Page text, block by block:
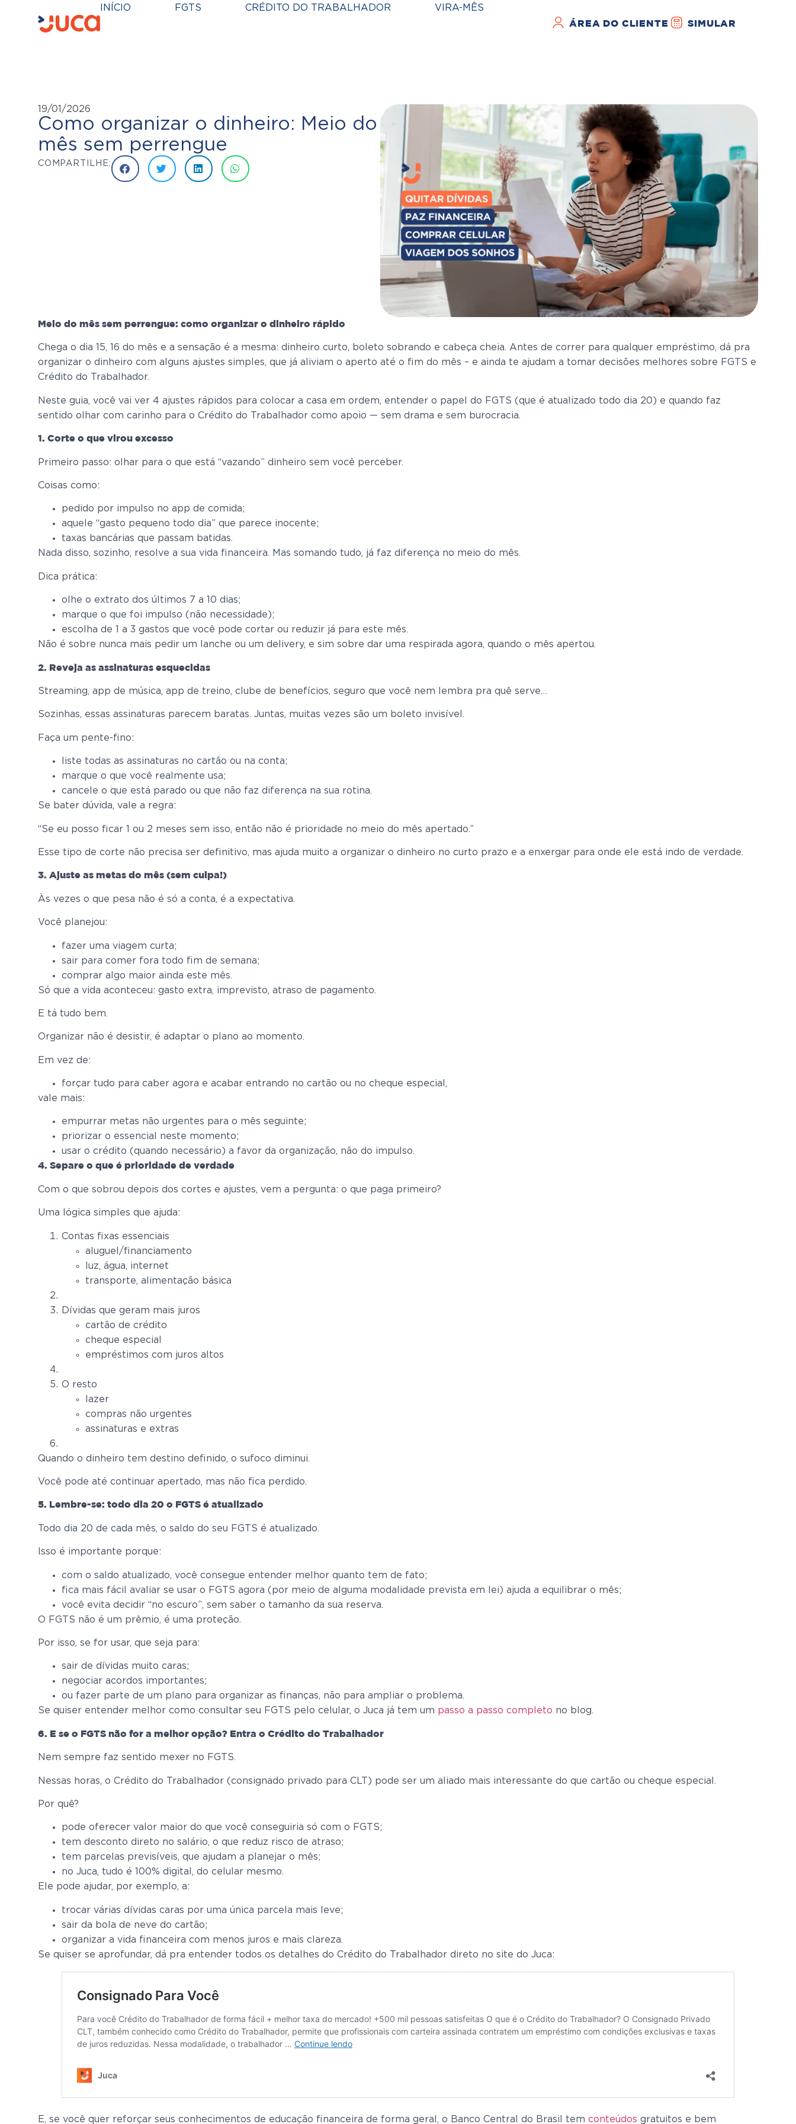
INÍCIO FGTS CRÉDITO DO TRABALHADOR VIRA-MÊS
ÁREA DO CLIENTE SIMULAR
19/01/2026
Como organizar o dinheiro: Meio do
mês sem perrengue
COMPARTILHE:
Meio do mês sem perrengue: como organizar o dinheiro rápido
Chega o dia 15, 16 do mês e a sensação é a mesma: dinheiro curto, boleto sobrando e cabeça cheia. Antes de correr para qualquer empréstimo, dá pra
organizar o dinheiro com alguns ajustes simples, que já aliviam o aperto até o fim do mês – e ainda te ajudam a tomar decisões melhores sobre FGTS e
Crédito do Trabalhador.
Neste guia, você vai ver 4 ajustes rápidos para colocar a casa em ordem, entender o papel do FGTS (que é atualizado todo dia 20) e quando faz
sentido olhar com carinho para o Crédito do Trabalhador como apoio — sem drama e sem burocracia.
1. Corte o que virou excesso
Primeiro passo: olhar para o que está “vazando” dinheiro sem você perceber.
Coisas como:
pedido por impulso no app de comida;
aquele “gasto pequeno todo dia” que parece inocente;
taxas bancárias que passam batidas.
Nada disso, sozinho, resolve a sua vida financeira. Mas somando tudo, já faz diferença no meio do mês.
Dica prática:
olhe o extrato dos últimos 7 a 10 dias;
marque o que foi impulso (não necessidade);
escolha de 1 a 3 gastos que você pode cortar ou reduzir já para este mês.
Não é sobre nunca mais pedir um lanche ou um delivery, e sim sobre dar uma respirada agora, quando o mês apertou.
2. Reveja as assinaturas esquecidas
Streaming, app de música, app de treino, clube de benefícios, seguro que você nem lembra pra quê serve…
Sozinhas, essas assinaturas parecem baratas. Juntas, muitas vezes são um boleto invisível.
Faça um pente-fino:
liste todas as assinaturas no cartão ou na conta;
marque o que você realmente usa;
cancele o que está parado ou que não faz diferença na sua rotina.
Se bater dúvida, vale a regra:
“Se eu posso ficar 1 ou 2 meses sem isso, então não é prioridade no meio do mês apertado.”
Esse tipo de corte não precisa ser definitivo, mas ajuda muito a organizar o dinheiro no curto prazo e a enxergar para onde ele está indo de verdade.
3. Ajuste as metas do mês (sem culpa!)
Às vezes o que pesa não é só a conta, é a expectativa.
Você planejou:
fazer uma viagem curta;
sair para comer fora todo fim de semana;
comprar algo maior ainda este mês.
Só que a vida aconteceu: gasto extra, imprevisto, atraso de pagamento.
E tá tudo bem.
Organizar não é desistir, é adaptar o plano ao momento.
Em vez de:
forçar tudo para caber agora e acabar entrando no cartão ou no cheque especial,
vale mais:
empurrar metas não urgentes para o mês seguinte;
priorizar o essencial neste momento;
usar o crédito (quando necessário) a favor da organização, não do impulso.
4. Separe o que é prioridade de verdade
Com o que sobrou depois dos cortes e ajustes, vem a pergunta: o que paga primeiro?
Uma lógica simples que ajuda:
Contas fixas essenciais
aluguel/financiamento
luz, água, internet
transporte, alimentação básica
Dívidas que geram mais juros
cartão de crédito
cheque especial
empréstimos com juros altos
O resto
lazer
compras não urgentes
assinaturas e extras
Quando o dinheiro tem destino definido, o sufoco diminui.
Você pode até continuar apertado, mas não fica perdido.
5. Lembre-se: todo dia 20 o FGTS é atualizado
Todo dia 20 de cada mês, o saldo do seu FGTS é atualizado.
Isso é importante porque:
com o saldo atualizado, você consegue entender melhor quanto tem de fato;
fica mais fácil avaliar se usar o FGTS agora (por meio de alguma modalidade prevista em lei) ajuda a equilibrar o mês;
você evita decidir “no escuro”, sem saber o tamanho da sua reserva.
O FGTS não é um prêmio, é uma proteção.
Por isso, se for usar, que seja para:
sair de dívidas muito caras;
negociar acordos importantes;
ou fazer parte de um plano para organizar as finanças, não para ampliar o problema.
Se quiser entender melhor como consultar seu FGTS pelo celular, o Juca já tem um passo a passo completo no blog.
6. E se o FGTS não for a melhor opção? Entra o Crédito do Trabalhador
Nem sempre faz sentido mexer no FGTS.
Nessas horas, o Crédito do Trabalhador (consignado privado para CLT) pode ser um aliado mais interessante do que cartão ou cheque especial.
Por quê?
pode oferecer valor maior do que você conseguiria só com o FGTS;
tem desconto direto no salário, o que reduz risco de atraso;
tem parcelas previsíveis, que ajudam a planejar o mês;
no Juca, tudo é 100% digital, do celular mesmo.
Ele pode ajudar, por exemplo, a:
trocar várias dívidas caras por uma única parcela mais leve;
sair da bola de neve do cartão;
organizar a vida financeira com menos juros e mais clareza.
Se quiser se aprofundar, dá pra entender todos os detalhes do Crédito do Trabalhador direto no site do Juca:
E, se você quer reforçar seus conhecimentos de educação financeira de forma geral, o Banco Central do Brasil tem conteúdos gratuitos e bem